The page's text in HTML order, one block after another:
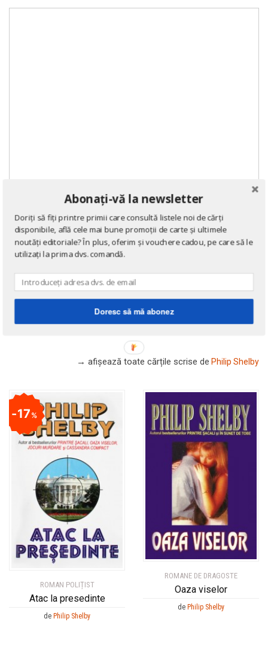
→ afișează toate cărțile scrise de Philip Shelby
ROMAN POLIȚIST
Atac la presedinte
17%
de Philip Shelby
ROMANE DE DRAGOSTE
Oaza viselor
de Philip Shelby
Abonați-vă la newsletter
Doriți să fiți printre primii care consultă listele noi de cărți
disponibile, află cele mai bune promoții de carte și ultimele
noutăți editoriale? În plus, oferim și vouchere cadou, pe care să le
utilizați la prima dvs. comandă.
Doresc să mă abonez